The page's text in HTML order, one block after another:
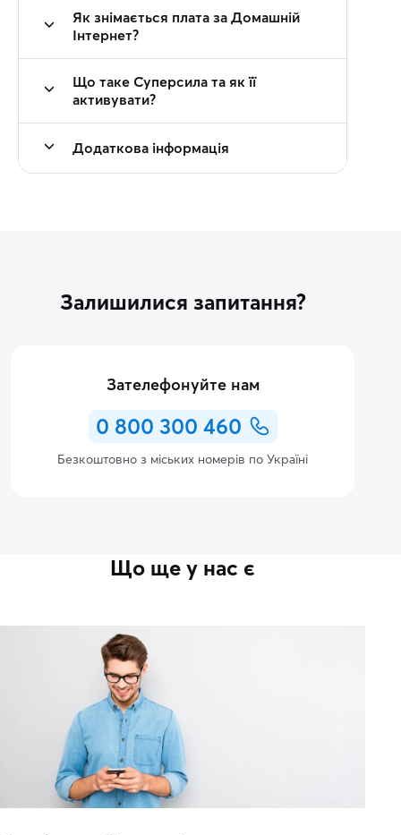
Як знімається плата за Домашній
Інтернет?
Що таке Суперсила та як її
активувати?
Додаткова інформація
Залишилися запитання?
Зателефонуйте нам
0 800 300 460
Безкоштовно з міських номерів по Україні
Що ще у нас є